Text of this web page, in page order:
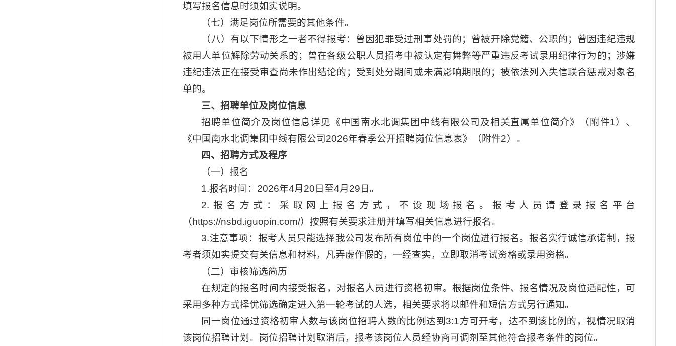
填写报名信息时须如实说明。
（七）满足岗位所需要的其他条件。
（八）有以下情形之一者不得报考：曾因犯罪受过刑事处罚的；曾被开除党籍、公职的；曾因违纪违规
被用人单位解除劳动关系的；曾在各级公职人员招考中被认定有舞弊等严重违反考试录用纪律行为的；涉嫌
违纪违法正在接受审查尚未作出结论的；受到处分期间或未满影响期限的；被依法列入失信联合惩戒对象名
单的。
三、招聘单位及岗位信息
招聘单位简介及岗位信息详见《中国南水北调集团中线有限公司及相关直属单位简介》（附件1）、
《中国南水北调集团中线有限公司2026年春季公开招聘岗位信息表》（附件2）。
四、招聘方式及程序
（一）报名
1.报名时间：2026年4月20日至4月29日。
2.报名方式：采取网上报名方式，不设现场报名。报考人员请登录报名平台
（https://nsbd.iguopin.com/）按照有关要求注册并填写相关信息进行报名。
3.注意事项：报考人员只能选择我公司发布所有岗位中的一个岗位进行报名。报名实行诚信承诺制，报
考者须如实提交有关信息和材料，凡弄虚作假的，一经查实，立即取消考试资格或录用资格。
（二）审核筛选简历
在规定的报名时间内接受报名，对报名人员进行资格初审。根据岗位条件、报名情况及岗位适配性，可
采用多种方式择优筛选确定进入第一轮考试的人选，相关要求将以邮件和短信方式另行通知。
同一岗位通过资格初审人数与该岗位招聘人数的比例达到3:1方可开考，达不到该比例的，视情况取消
该岗位招聘计划。岗位招聘计划取消后，报考该岗位人员经协商可调剂至其他符合报考条件的岗位。